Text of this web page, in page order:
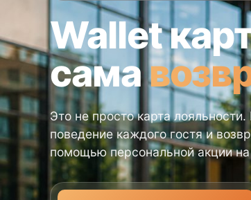
Wallet
сама
Это не просто карта
поведение каждого гостя и
помощью персональной акции